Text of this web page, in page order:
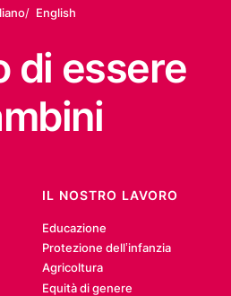
English
di essere
IL NOSTRO LAVORO
Educazione
Protezione dell’infanzia
Agricoltura
Equità di genere